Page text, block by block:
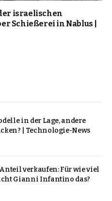
israelischen
Schießerei in Nablus |
in der Lage, andere
| Technologie-News
verkaufen: Für wie viel
Gianni Infantino das?